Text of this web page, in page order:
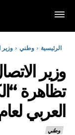
الرئيسية وطني
وزير
وزير
تظاهرة
العربي لعام
وطني